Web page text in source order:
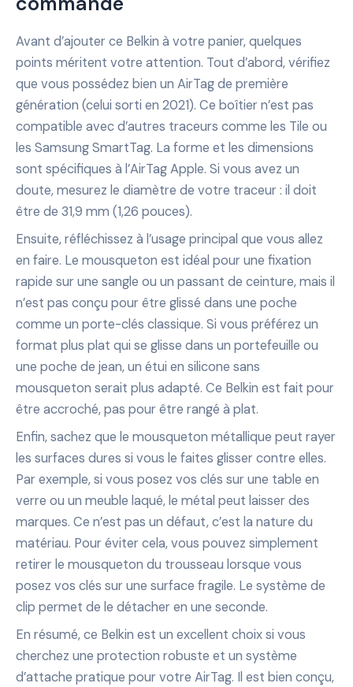
Avant d’ajouter ce Belkin à votre panier, quelques
points méritent votre attention. Tout d’abord, vérifiez
que vous possédez bien un AirTag de première
génération (celui sorti en 2021). Ce boîtier n’est pas
compatible avec d’autres traceurs comme les Tile ou
les Samsung SmartTag. La forme et les dimensions
sont spécifiques à l’AirTag Apple. Si vous avez un
doute, mesurez le diamètre de votre traceur : il doit
être de 31,9 mm (1,26 pouces).
Ensuite, réfléchissez à l’usage principal que vous allez
en faire. Le mousqueton est idéal pour une fixation
rapide sur une sangle ou un passant de ceinture, mais il
n’est pas conçu pour être glissé dans une poche
comme un porte-clés classique. Si vous préférez un
format plus plat qui se glisse dans un portefeuille ou
une poche de jean, un étui en silicone sans
mousqueton serait plus adapté. Ce Belkin est fait pour
être accroché, pas pour être rangé à plat.
Enfin, sachez que le mousqueton métallique peut rayer
les surfaces dures si vous le faites glisser contre elles.
Par exemple, si vous posez vos clés sur une table en
verre ou un meuble laqué, le métal peut laisser des
marques. Ce n’est pas un défaut, c’est la nature du
matériau. Pour éviter cela, vous pouvez simplement
retirer le mousqueton du trousseau lorsque vous
posez vos clés sur une surface fragile. Le système de
clip permet de le détacher en une seconde.
En résumé, ce Belkin est un excellent choix si vous
cherchez une protection robuste et un système
d’attache pratique pour votre AirTag. Il est bien conçu,